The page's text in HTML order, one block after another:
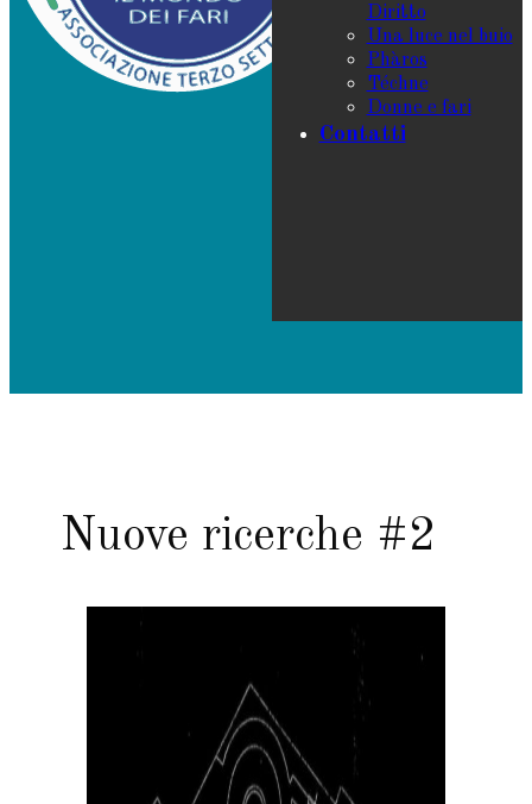
Diritto
Una luce nel buio
Phàros
Téchne
Donne e fari
Contatti
Nuove ricerche #2